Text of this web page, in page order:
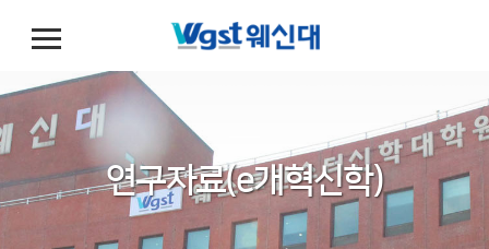
연구자료(e개혁신학)